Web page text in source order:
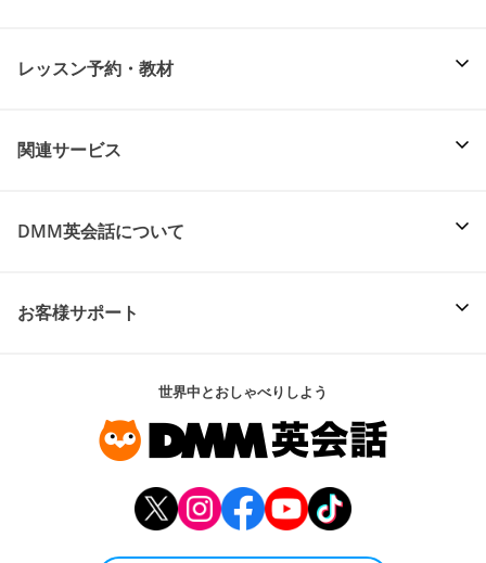
レッスン予約・教材
関連サービス
DMM英会話について
お客様サポート
世界中とおしゃべりしよう